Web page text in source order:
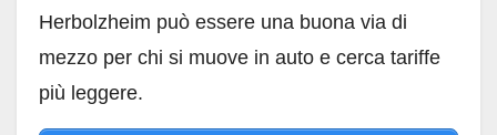
Herbolzheim può essere una buona via di
mezzo per chi si muove in auto e cerca tariffe
più leggere.